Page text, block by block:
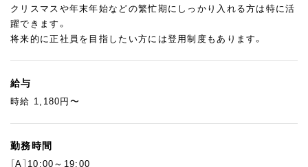
クリスマスや年末年始などの繁忙期にしっかり入れる方は特に活
躍できます。
将来的に正社員を目指したい方には登用制度もあります。
給与
時給 1,180円〜
勤務時間
［A］10:00～19:00